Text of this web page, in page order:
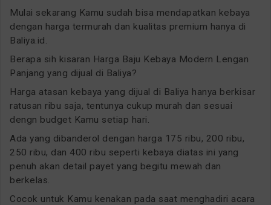
Mulai sekarang Kamu sudah bisa mendapatkan kebaya
dengan harga termurah dan kualitas premium hanya di
Baliya.id.
Berapa sih kisaran Harga Baju Kebaya Modern Lengan
Panjang yang dijual di Baliya?
Harga atasan kebaya yang dijual di Baliya hanya berkisar
ratusan ribu saja, tentunya cukup murah dan sesuai
dengn budget Kamu setiap hari.
Ada yang dibanderol dengan harga 175 ribu, 200 ribu,
250 ribu, dan 400 ribu seperti kebaya diatas ini yang
penuh akan detail payet yang begitu mewah dan
berkelas.
Cocok untuk Kamu kenakan pada saat menghadiri acara